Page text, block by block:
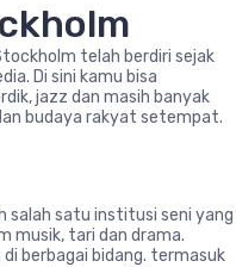
telah berdiri sejak
Di sini kamu bisa
jazz dan masih banyak
budaya rakyat setempat.
salah satu institusi seni yang
musik, tari dan drama.
berbagai bidang. termasuk